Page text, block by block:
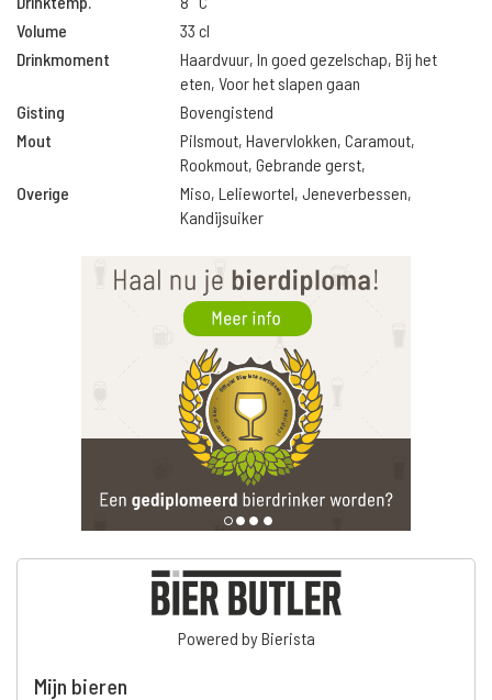
Volume
33 cl
Drinkmoment
Haardvuur, In goed gezelschap, Bij het
eten, Voor het slapen gaan
Gisting
Bovengistend
Mout
Pilsmout, Havervlokken, Caramout,
Rookmout, Gebrande gerst,
Overige
Miso, Leliewortel, Jeneverbessen,
Kandijsuiker
Powered by Bierista
Mijn bieren